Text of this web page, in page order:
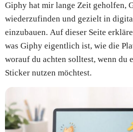
Giphy hat mir lange Zeit geholfen,
wiederzufinden und gezielt in
einzubauen. Auf dieser Seite
was Giphy eigentlich ist, wie die
worauf du achten solltest, wenn du
Sticker nutzen möchtest.